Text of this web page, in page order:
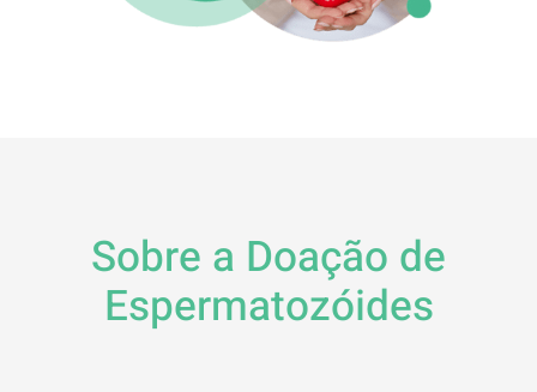
Sobre a Doação de
Espermatozóides